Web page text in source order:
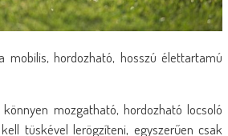
mobilis, hordozható, hosszú élettartamú
mozgatható, hordozható locsoló
tüskével lerögzíteni, egyszerűen csak